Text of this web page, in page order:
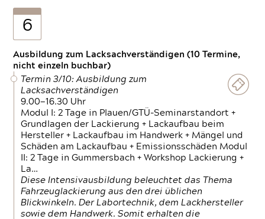
6
Ausbildung zum Lacksachverständigen (10 Termine,
nicht einzeln buchbar)
Termin 3/10: Ausbildung zum
Lacksachverständigen
9.00—16.30 Uhr
Modul I: 2 Tage in Plauen/GTÜ-Seminarstandort +
Grundlagen der Lackierung + Lackaufbau beim
Hersteller + Lackaufbau im Handwerk + Mängel und
Schäden am Lackaufbau + Emissionsschäden Modul
II: 2 Tage in Gummersbach + Workshop Lackierung +
La…
Diese Intensivausbildung beleuchtet das Thema
Fahrzeuglackierung aus den drei üblichen
Blickwinkeln. Der Labortechnik, dem Lackhersteller
sowie dem Handwerk. Somit erhalten die